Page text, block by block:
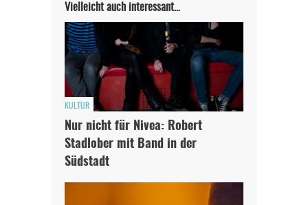
Vielleicht auch interessant…
KULTUR
Nur nicht für Nivea: Robert
Stadlober mit Band in der
Südstadt